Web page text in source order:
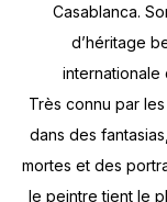
Casablanca.
d’héritage
internationale
Très connu par
dans des
mortes et des
le peintre tient le